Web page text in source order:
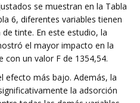
se muestran en la Tabla
6, diferentes variables tienen
tinte. En este estudio, la
el mayor impacto en la
con un valor F de 1354,54.
efecto más bajo. Además, la
la adsorción